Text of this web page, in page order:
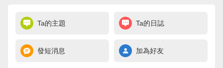
Ta的主題 Ta的日誌
發短消息 加為好友